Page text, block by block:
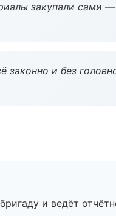
закупали сами
законно и без
и ведёт